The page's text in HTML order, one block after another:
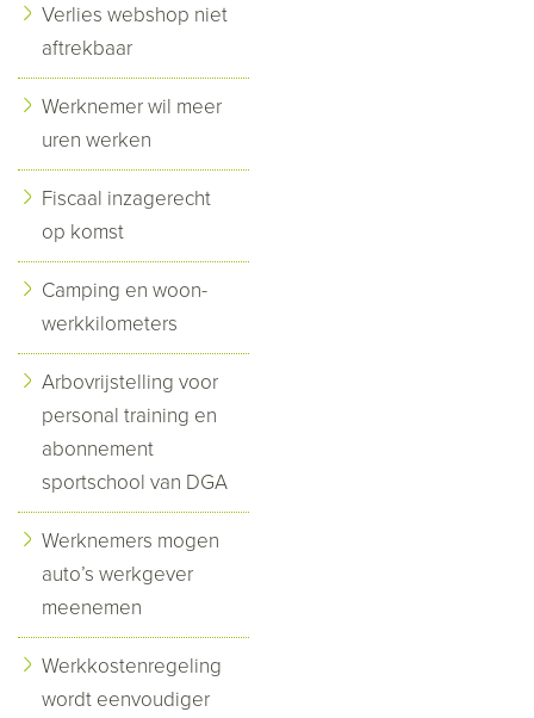
Verlies webshop niet
aftrekbaar
Werknemer wil meer
uren werken
Fiscaal inzagerecht
op komst
Camping en woon-
werkkilometers
Arbovrijstelling voor
personal training en
abonnement
sportschool van DGA
Werknemers mogen
auto’s werkgever
meenemen
Werkkostenregeling
wordt eenvoudiger